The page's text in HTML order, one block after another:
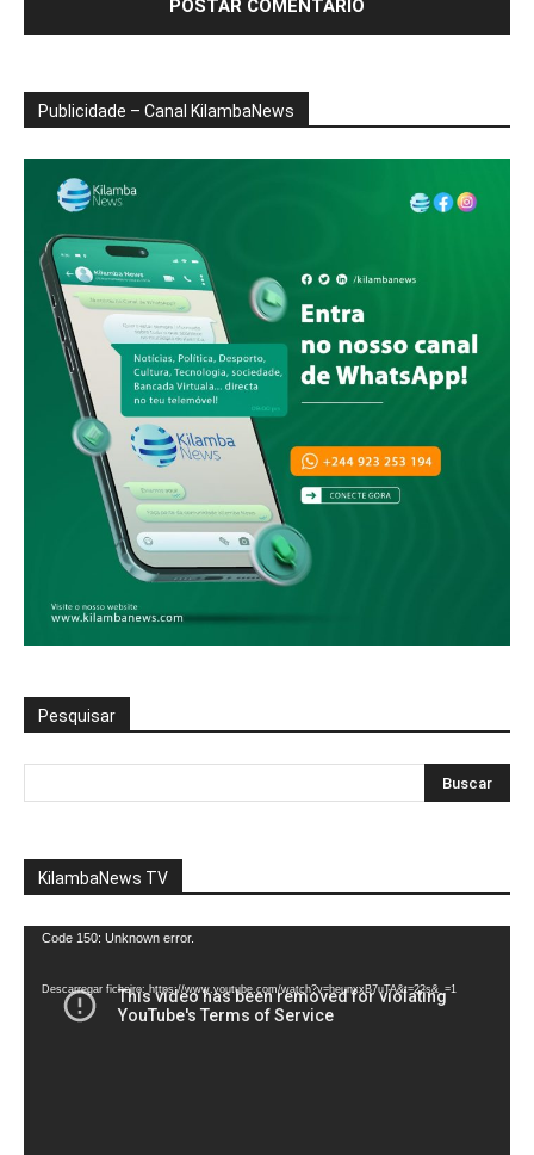
Publicidade – Canal KilambaNews
Pesquisar
KilambaNews TV
Reprodutor
vídeo
Code 150: Unknown error.
Descarregar ficheiro: https://www.youtube.com/watch?v=heunxxB7uTA&t=22s&_=1